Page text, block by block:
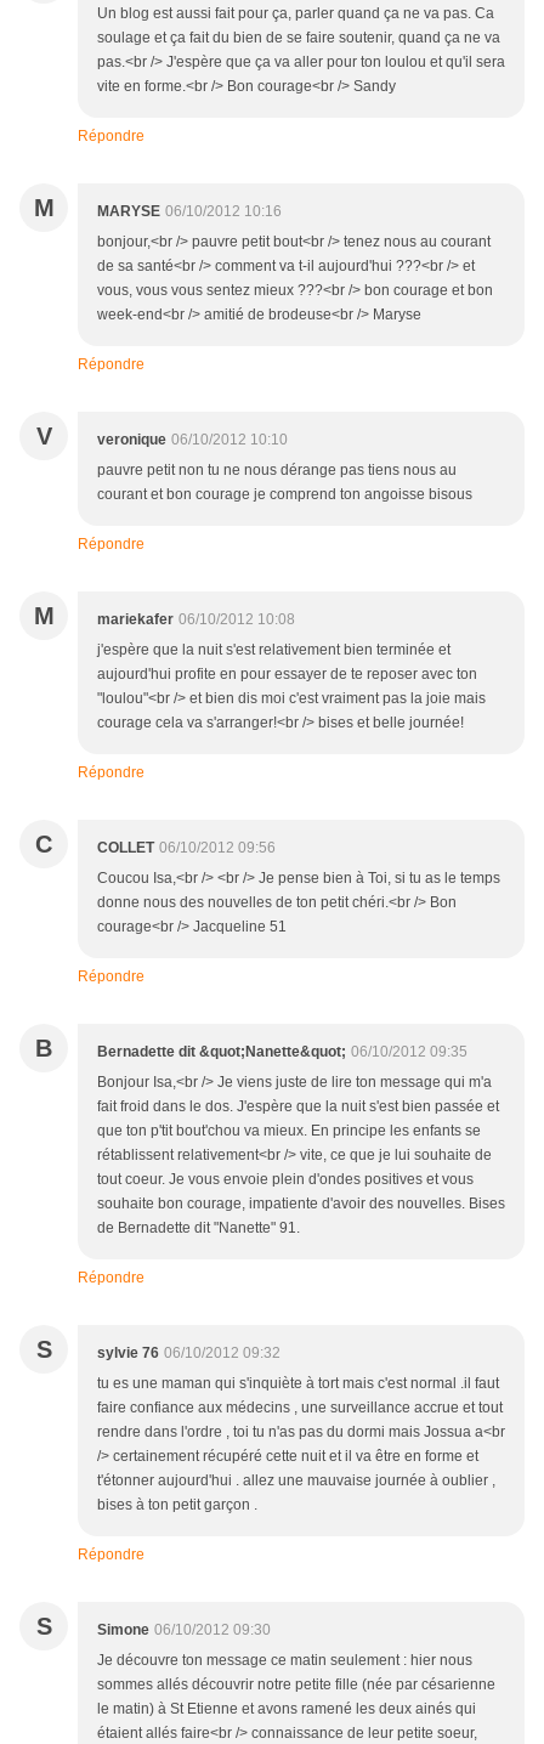
Un blog est aussi fait pour ça, parler quand ça ne va pas. Ca
soulage et ça fait du bien de se faire soutenir, quand ça ne va
pas.<br /> J'espère que ça va aller pour ton loulou et qu'il sera
vite en forme.<br /> Bon courage<br /> Sandy
Répondre
M MARYSE 06/10/2012 10:16
bonjour,<br /> pauvre petit bout<br /> tenez nous au courant
de sa santé<br /> comment va t-il aujourd'hui ???<br /> et
vous, vous vous sentez mieux ???<br /> bon courage et bon
week-end<br /> amitié de brodeuse<br /> Maryse
Répondre
V veronique 06/10/2012 10:10
pauvre petit non tu ne nous dérange pas tiens nous au
courant et bon courage je comprend ton angoisse bisous
Répondre
M mariekafer 06/10/2012 10:08
j'espère que la nuit s'est relativement bien terminée et
aujourd'hui profite en pour essayer de te reposer avec ton
"loulou"<br /> et bien dis moi c'est vraiment pas la joie mais
courage cela va s'arranger!<br /> bises et belle journée!
Répondre
C COLLET 06/10/2012 09:56
Coucou Isa,<br /> <br /> Je pense bien à Toi, si tu as le temps
donne nous des nouvelles de ton petit chéri.<br /> Bon
courage<br /> Jacqueline 51
Répondre
B Bernadette dit &quot;Nanette&quot; 06/10/2012 09:35
Bonjour Isa,<br /> Je viens juste de lire ton message qui m'a
fait froid dans le dos. J'espère que la nuit s'est bien passée et
que ton p'tit bout'chou va mieux. En principe les enfants se
rétablissent relativement<br /> vite, ce que je lui souhaite de
tout coeur. Je vous envoie plein d'ondes positives et vous
souhaite bon courage, impatiente d'avoir des nouvelles. Bises
de Bernadette dit "Nanette" 91.
Répondre
S sylvie 76 06/10/2012 09:32
tu es une maman qui s'inquiète à tort mais c'est normal .il faut
faire confiance aux médecins , une surveillance accrue et tout
rendre dans l'ordre , toi tu n'as pas du dormi mais Jossua a<br
/> certainement récupéré cette nuit et il va être en forme et
t'étonner aujourd'hui . allez une mauvaise journée à oublier ,
bises à ton petit garçon .
Répondre
S Simone 06/10/2012 09:30
Je découvre ton message ce matin seulement : hier nous
sommes allés découvrir notre petite fille (née par césarienne
le matin) à St Etienne et avons ramené les deux ainés qui
étaient allés faire<br /> connaissance de leur petite soeur,